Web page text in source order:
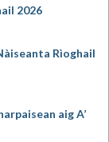
2026
Rìoghail
aig A’